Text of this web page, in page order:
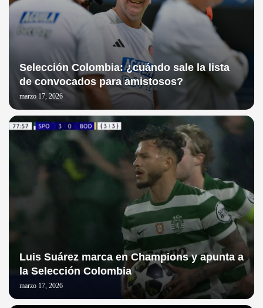
Selección Colombia: ¿cuándo sale la lista
de convocados para amistosos?
marzo 17, 2026
Luis Suárez marca en Champions y apunta a
la Selección Colombia
marzo 17, 2026